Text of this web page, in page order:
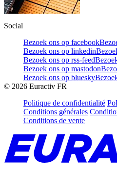
Social
Bezoek ons op facebook
Bezoek ons op linkedin
Bezoek ons op rss-feed
Bezoek ons op mastodon
Bezoek ons op bluesky
© 2026 Euractiv FR
Politique de confidentialité
Conditions générales
Conditions de vente